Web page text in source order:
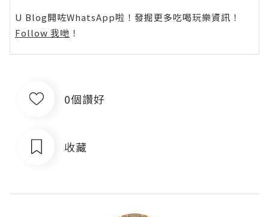
U Blog開咗WhatsApp啦！發掘更多吃喝玩樂資訊！
Follow 我哋 ！
0個讚好
收藏